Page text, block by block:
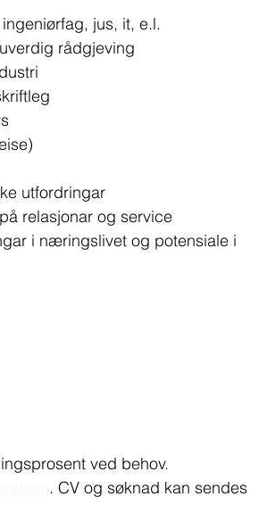
jus, it, e.l.
rådgjeving
utfordringar
relasjonar og service
i næringslivet og potensiale i
ved behov.
. CV og søknad kan sendes